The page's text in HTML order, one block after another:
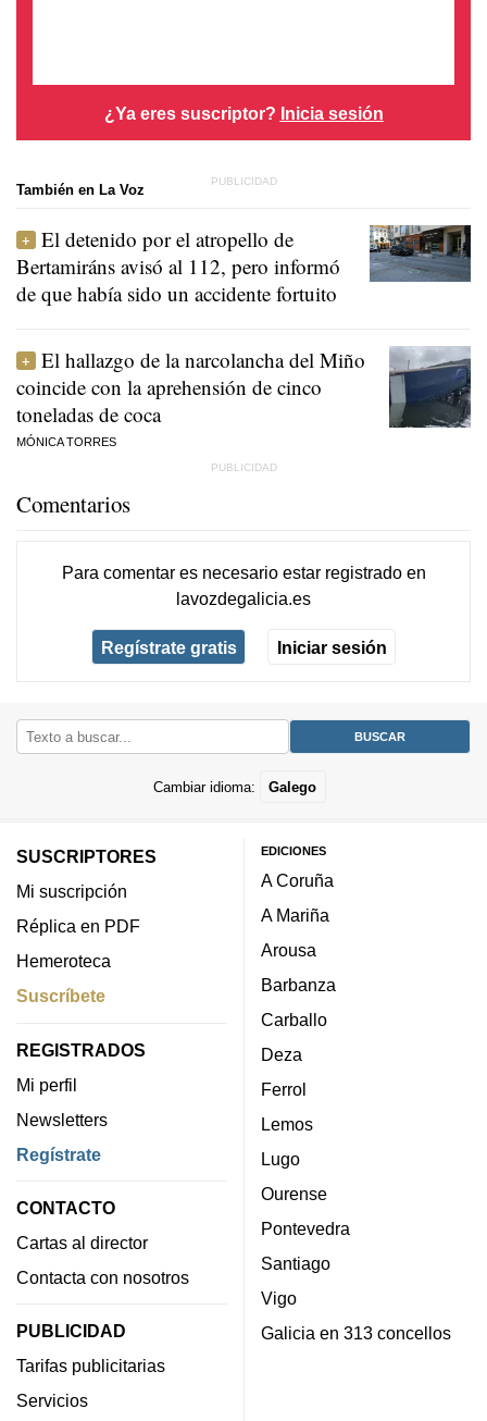
¿Ya eres suscriptor? Inicia sesión
También en La Voz
El detenido por el atropello de
Bertamiráns avisó al 112, pero informó
de que había sido un accidente fortuito
El hallazgo de la narcolancha del Miño
coincide con la aprehensión de cinco
toneladas de coca
MÓNICA TORRES
Comentarios
Para comentar es necesario estar registradoen
lavozdegalicia.es
Regístrate gratis Iniciar sesión
Cambiar idioma: Galego
SUSCRIPTORES
Mi suscripción
Réplica en PDF
Hemeroteca
Suscríbete
REGISTRADOS
Mi perfil
Newsletters
Regístrate
CONTACTO
Cartas al director
Contacta con nosotros
PUBLICIDAD
Tarifas publicitarias
Servicios
EDICIONES
A Coruña
A Mariña
Arousa
Barbanza
Carballo
Deza
Ferrol
Lemos
Lugo
Ourense
Pontevedra
Santiago
Vigo
Galicia en 313 concellos